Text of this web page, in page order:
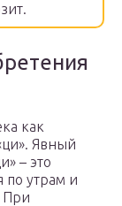
как
Явный
– это
по утрам и
При